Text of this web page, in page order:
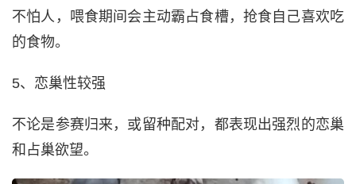
不怕人，喂食期间会主动霸占食槽，抢食自己喜欢吃
的食物。
5、恋巢性较强
不论是参赛归来，或留种配对，都表现出强烈的恋巢
和占巢欲望。